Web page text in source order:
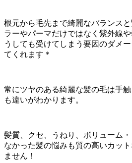
根元から毛先まで綺麗なバランス
ラーやパーマだけではなく紫外線
うしても受けてしまう要因のダメ
てくれます＊
常にツヤのある綺麗な髪の毛は手
も違いがわかります。
髪質、クセ、うねり、ボリューム
なかった髪の悩みも質の高いカッ
ません！